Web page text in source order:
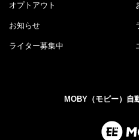
オプトアウト
お知らせ
ライター募集中
MOBY（モビー）自